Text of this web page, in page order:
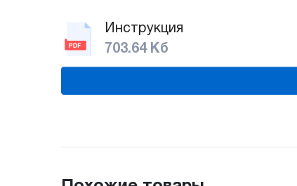
Инструкция
703.64 Кб